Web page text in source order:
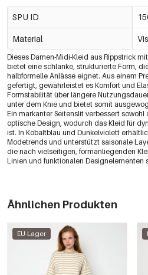
SPU ID
Material
Dieses Damen-Midi-Kleid aus Rippstrick
bietet eine schlanke, strukturierte Form,
halbformelle Anlässe eignet. Aus einem
gefertigt, gewährleistet es Komfort und
Formstabilität über längere
unter dem Knie und bietet somit
Ein markanter Seitenslit verbessert
optische Design, wodurch das Kleid für
ist. In Kobaltblau und Dunkelviolett
Modetrends und unterstützt saisonale
die nach vielseitigen, formanliegenden
Linien und funktionalen Designelementen
Ähnlichen Produkten
EU-Lager